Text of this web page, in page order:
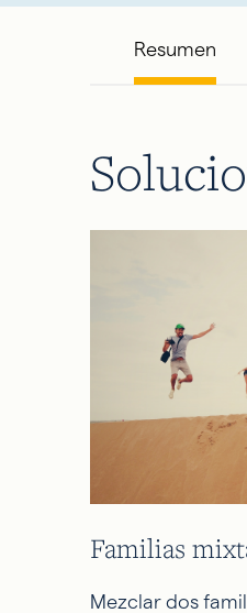
Resumen
Familias
Mezclar dos